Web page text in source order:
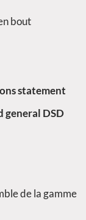
bout
statement
general DSD
de la gamme